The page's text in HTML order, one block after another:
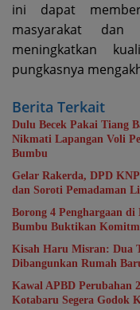
ini dapat
masyarakat
meningkatkan
pungkasnya
Berita Terkait
Dulu Becek Pakai Tiang
Nikmati Lapangan Voli
Bumbu
Gelar Rakerda, DPD
dan Soroti Pemadaman
Borong 4 Penghargaan
Bumbu Buktikan
Kisah Haru Misran: Dua
Dibangunkan Rumah
Kawal APBD Perubahan
Kotabaru Segera Godok